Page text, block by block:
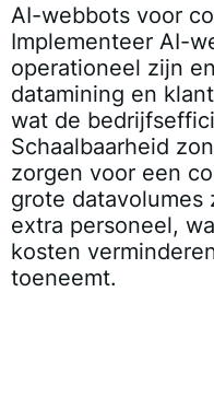
AI-webbots voor
Implementeer AI-
operationeel zijn
datamining en
wat de
Schaalbaarheid
zorgen voor een
grote datavolumes
extra personeel,
kosten
toeneemt.